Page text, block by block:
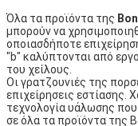
Όλα τα προϊόντα της
μπορούν να
οποιασδήποτε
"b" καλύπτονται από
του χείλους.
Οι γρατζουνιές της
επιχείρησεις εστίασης.
τεχνολογία υάλωσης
σε όλα τα προϊόντα της